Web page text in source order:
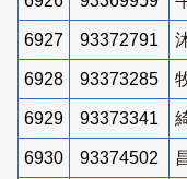
6927 93372791
6928 93373285
6929 93373341
6930 93374502